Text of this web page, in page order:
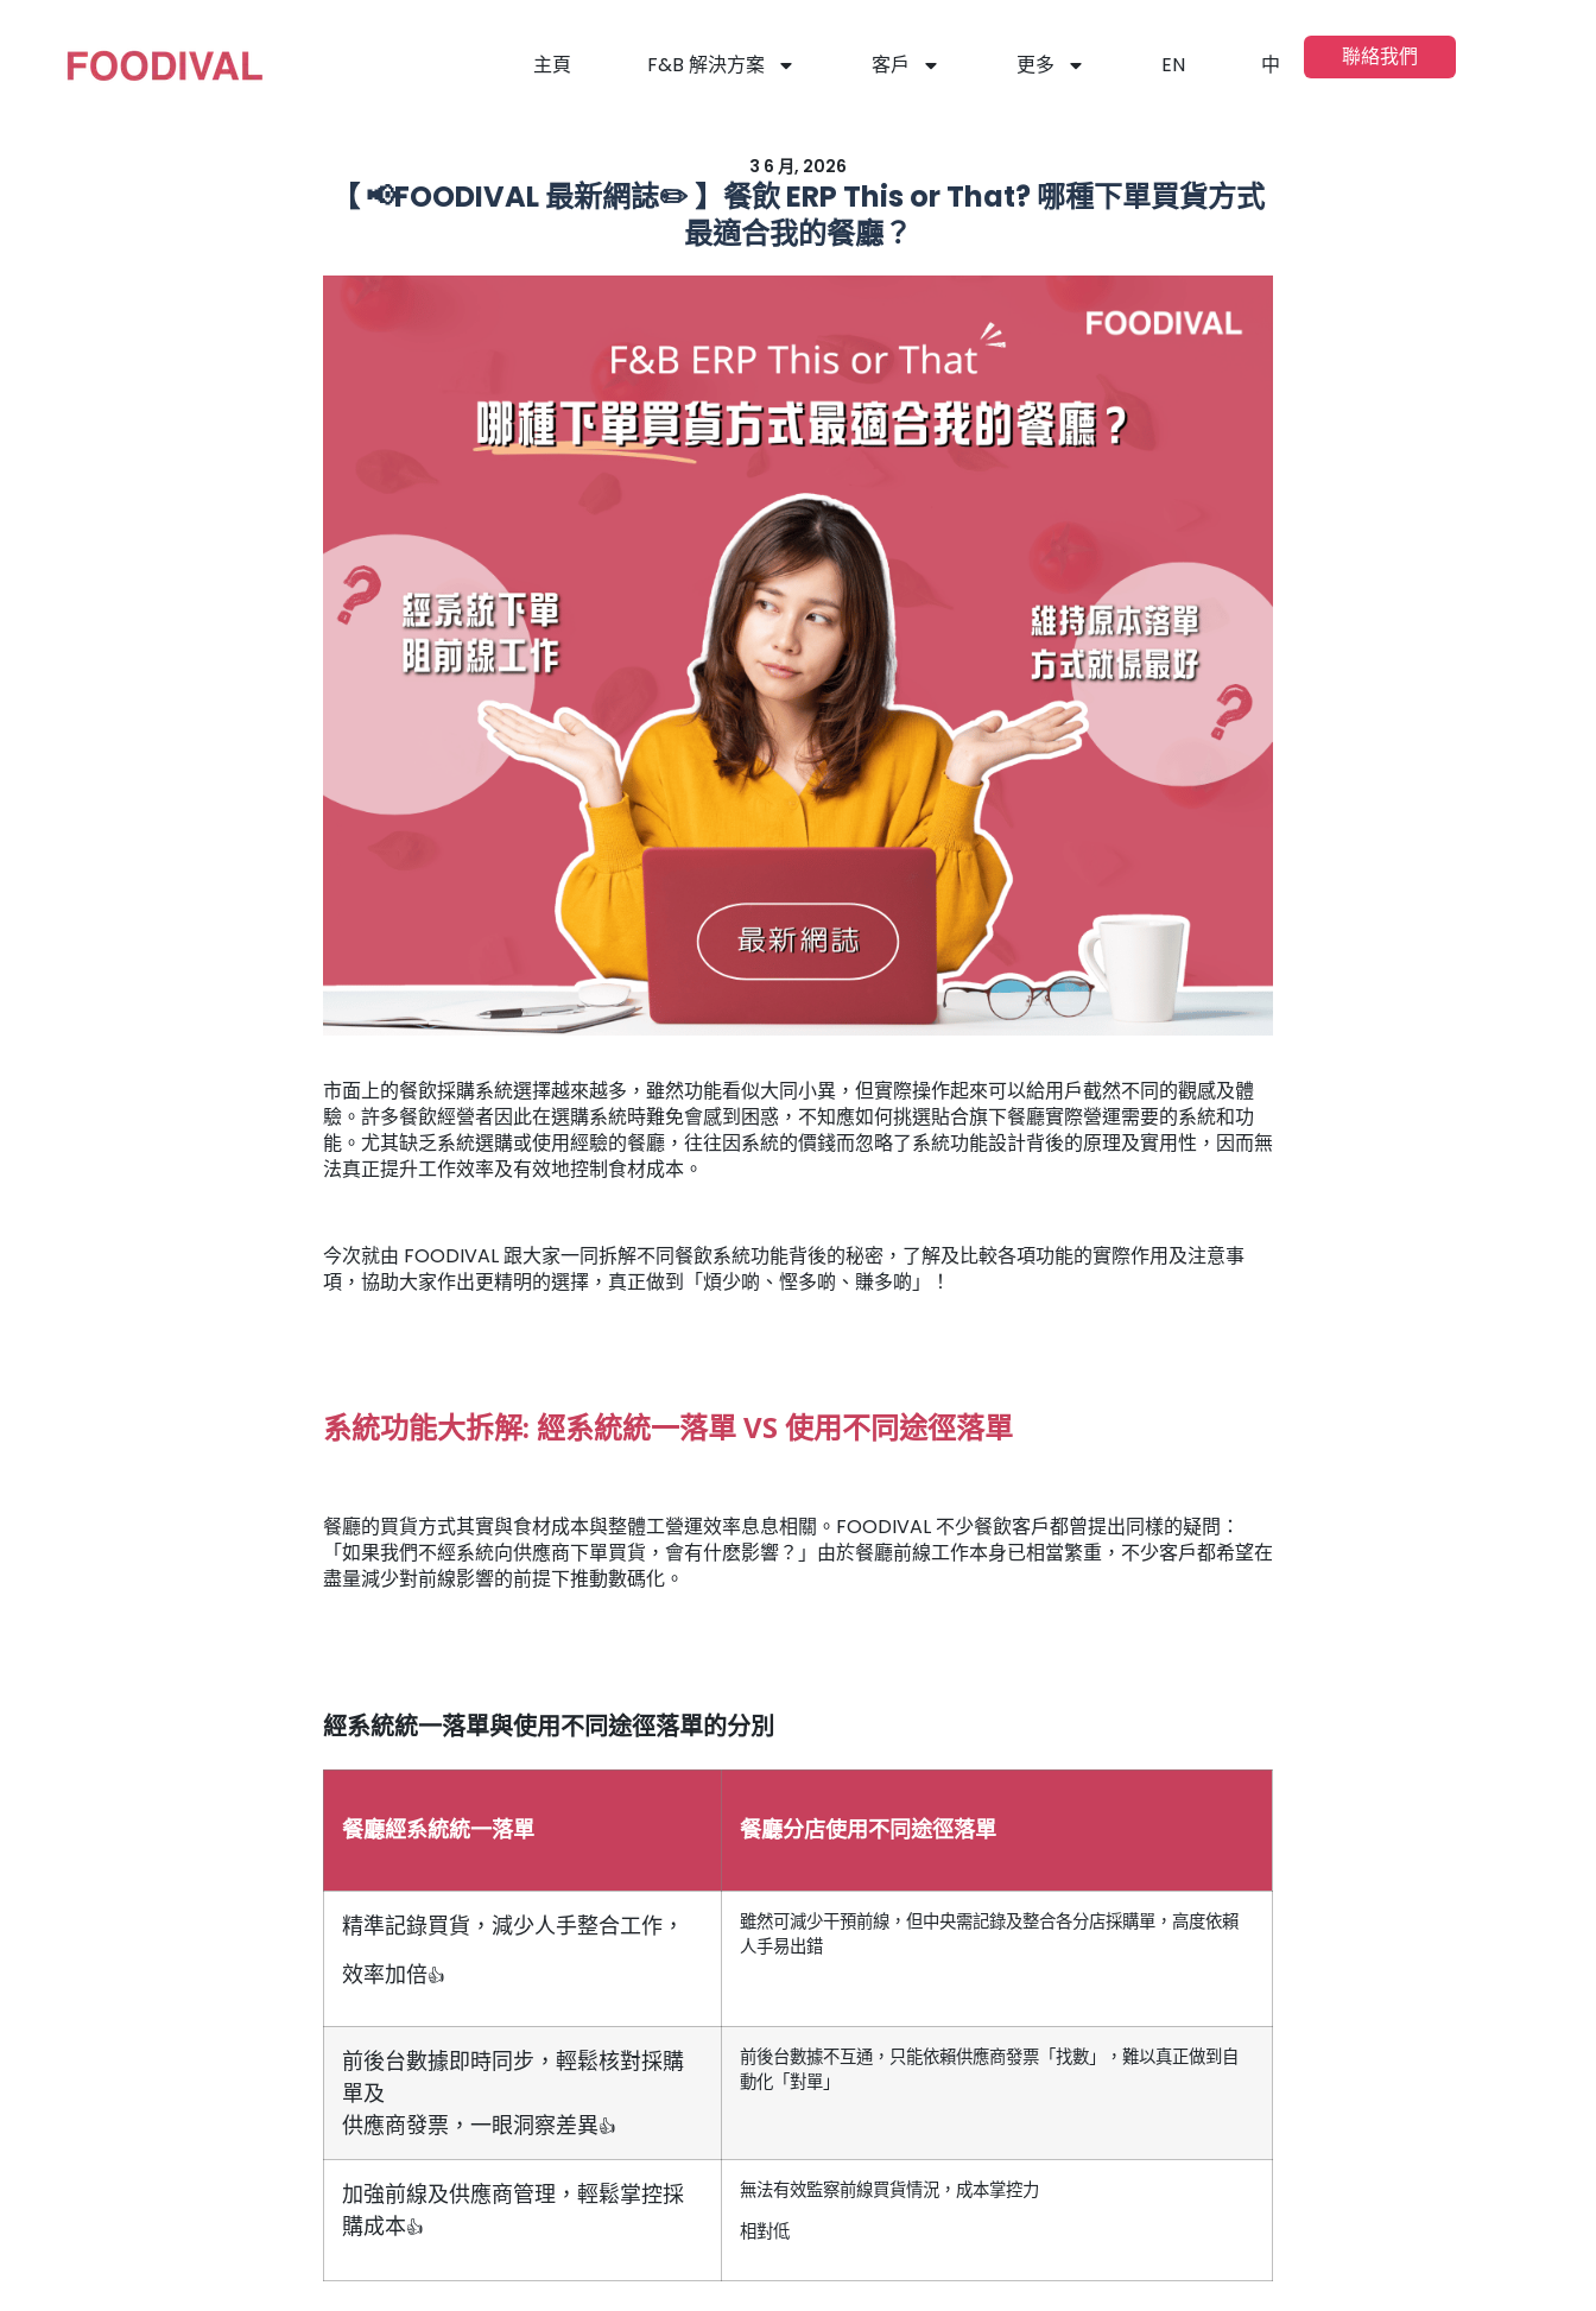
主頁 F&B 解決方案 客戶 更多 EN 中 聯絡我們
3 6 月, 2026
【 📢FOODIVAL 最新網誌✏️ 】餐飲 ERP This or That? 哪種下單買貨方式
最適合我的餐廳？
市面上的餐飲採購系統選擇越來越多，雖然功能看似大同小異，但實際操作起來可以給用戶截然不同的觀感及體
驗。許多餐飲經營者因此在選購系統時難免會感到困惑，不知應如何挑選貼合旗下餐廳實際營運需要的系統和功
能。尤其缺乏系統選購或使用經驗的餐廳，往往因系統的價錢而忽略了系統功能設計背後的原理及實用性，因而無
法真正提升工作效率及有效地控制食材成本。
今次就由 FOODIVAL 跟大家一同拆解不同餐飲系統功能背後的秘密，了解及比較各項功能的實際作用及注意事
項，協助大家作出更精明的選擇，真正做到「煩少啲、慳多啲、賺多啲」！
系統功能大拆解: 經系統統一落單 VS 使用不同途徑落單
餐廳的買貨方式其實與食材成本與整體工營運效率息息相關。FOODIVAL 不少餐飲客戶都曾提出同樣的疑問：
「如果我們不經系統向供應商下單買貨，會有什麽影響？」由於餐廳前線工作本身已相當繁重，不少客戶都希望在
盡量減少對前線影響的前提下推動數碼化。
經系統統一落單與使用不同途徑落單的分別
餐廳經系統統一落單 餐廳分店使用不同途徑落單
精準記錄買貨，減少人手整合工作，
效率加倍👍
雖然可減少干預前線，但中央需記錄及整合各分店採購單，高度依賴
人手易出錯
前後台數據即時同步，輕鬆核對採購
單及
供應商發票，一眼洞察差異👍
前後台數據不互通，只能依賴供應商發票「找數」，難以真正做到自
動化「對單」
加強前線及供應商管理，輕鬆掌控採
購成本👍
無法有效監察前線買貨情況，成本掌控力
相對低